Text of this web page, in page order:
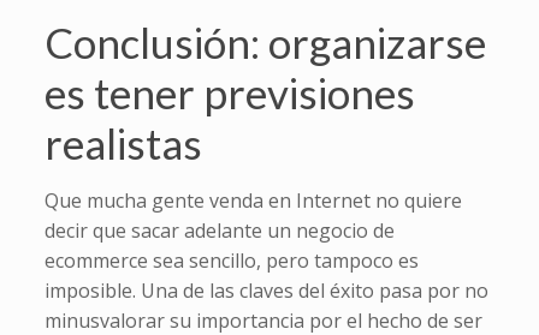
Conclusión: organizarse
es tener previsiones
realistas
Que mucha gente venda en Internet no quiere
decir que sacar adelante un negocio de
ecommerce sea sencillo, pero tampoco es
imposible. Una de las claves del éxito pasa por no
minusvalorar su importancia por el hecho de ser